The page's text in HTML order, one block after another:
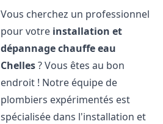
Vous cherchez un professionnel
pour votre installation et
dépannage chauffe eau
Chelles? Vous êtes au bon
endroit ! Notre équipe de
plombiers expérimentés est
spécialisée dans l'installation et